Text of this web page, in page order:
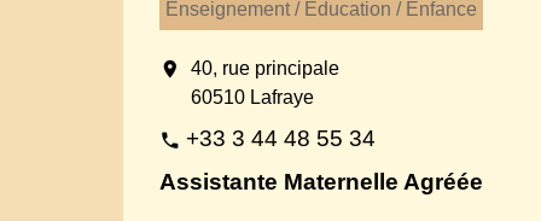
Enseignement / Education / Enfance
location_on
40, rue principale
60510 Lafraye
phone +33 3 44 48 55 34
Assistante Maternelle Agréée